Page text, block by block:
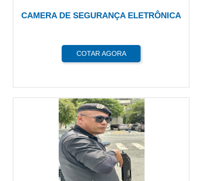
CAMERA DE SEGURANÇA ELETRÔNICA
COTAR AGORA